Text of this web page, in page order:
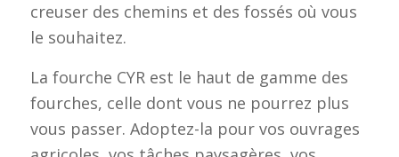
creuser des chemins et des fossés où vous
le souhaitez.
La fourche CYR est le haut de gamme des
fourches, celle dont vous ne pourrez plus
vous passer. Adoptez-la pour vos ouvrages